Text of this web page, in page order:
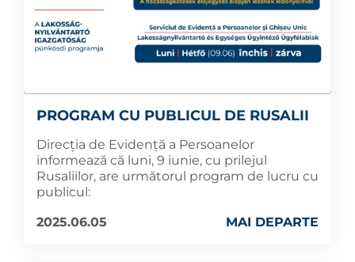
PROGRAM CU PUBLICUL DE RUSALII
Direcția de Evidență a Persoanelor
informează că luni, 9 iunie, cu prilejul
Rusaliilor, are următorul program de lucru cu
publicul:
2025.06.05
MAI DEPARTE